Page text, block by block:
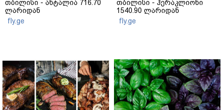
თბილისი - ანტალია 716.70
ლარიდან
fly.ge
თბილისი - ჰერაკლიონი
1540.90 ლარიდან
fly.ge